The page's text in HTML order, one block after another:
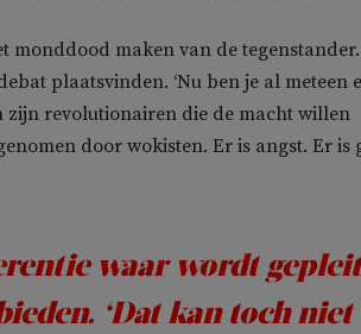
monddood maken van de
plaatsvinden. ‘Nu ben je al meteen
zijn revolutionairen die de macht willen
door wokisten. Er is angst. Er is
waar wordt gepleit
‘Dat kan toch niet